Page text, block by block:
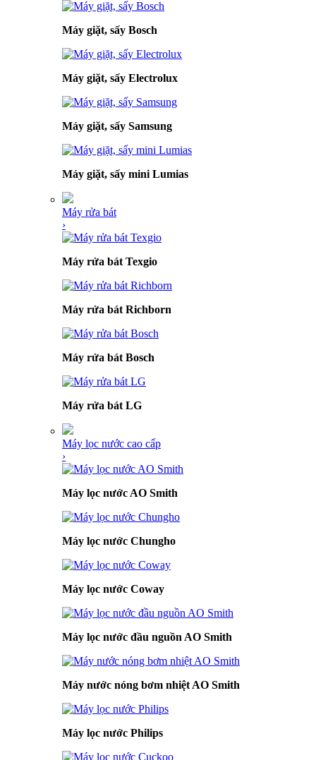
Máy giặt, sấy Bosch
Máy giặt, sấy Electrolux
Máy giặt, sấy Samsung
Máy giặt, sấy mini Lumias
Máy rửa bát
›
Máy rửa bát Texgio
Máy rửa bát Richborn
Máy rửa bát Bosch
Máy rửa bát LG
Máy lọc nước cao cấp
›
Máy lọc nước AO Smith
Máy lọc nước Chungho
Máy lọc nước Coway
Máy lọc nước đầu nguồn AO Smith
Máy nước nóng bơm nhiệt AO Smith
Máy lọc nước Philips